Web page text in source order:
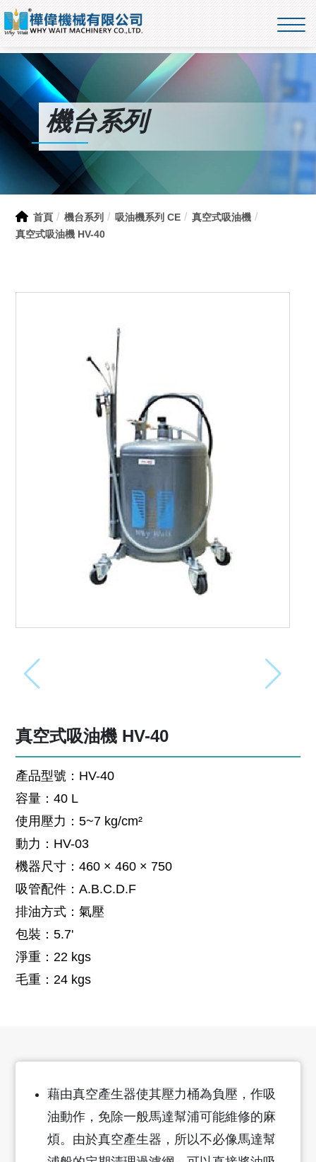
機台系列
首頁 機台系列 吸油機系列 CE
真空式吸油機
真空式吸油機 HV-40
真空式吸油機 HV-40
產品型號：HV-40
容量：40 L
使用壓力：5~7 kg/cm²
動力：HV-03
機器尺寸：460 × 460 × 750
吸管配件：A.B.C.D.F
排油方式：氣壓
包裝：5.7'
淨重：22 kgs
毛重：24 kgs
藉由真空產生器使其壓力桶為負壓，作吸
油動作，免除一般馬達幫浦可能維修的麻
煩。由於真空產生器，所以不必像馬達幫